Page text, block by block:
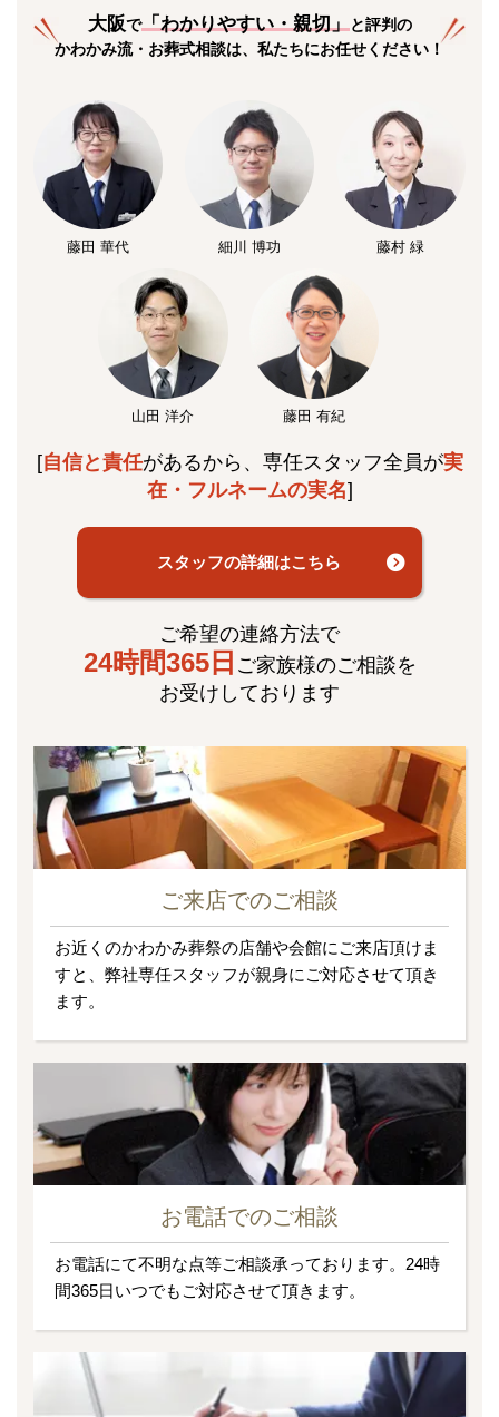
大阪で「わかりやすい・親切」と評判の
かわかみ流・お葬式相談は、私たちにお任せください！
藤田 華代 細川 博功 藤村 緑
山田 洋介 藤田 有紀
[自信と責任があるから、専任スタッフ全員が実
在・フルネームの実名]
スタッフの詳細はこちら
ご希望の連絡方法で
24時間365日 ご家族様のご相談を
お受けしております
ご来店でのご相談
お近くのかわかみ葬祭の店舗や会館にご来店頂けま
すと、弊社専任スタッフが親身にご対応させて頂き
ます。
お電話でのご相談
お電話にて不明な点等ご相談承っております。24時
間365日いつでもご対応させて頂きます。